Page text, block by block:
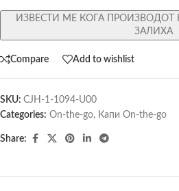
ИЗВЕСТИ МЕ КОГА
ЗАЛИХА
Compare Add to wishlist
SKU: CJH-1-1094-U00
Categories: On-the-go, Капи On-the-go
Share: